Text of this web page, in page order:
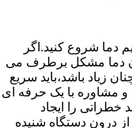
دما شروع کنید.اگر
دما مشکل برطرف می
زیاد باشد،باید سریع
و مشاوره با یک حرفه ای
را ایجاد
درون دستگاه شنیده